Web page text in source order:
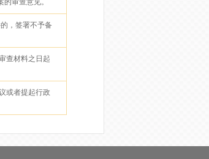
审查意见。
，签署不予备
查材料之日起
或者提起行政